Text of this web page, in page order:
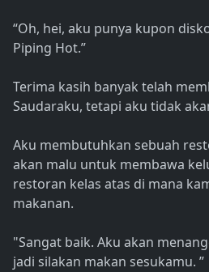
“Oh, hei, aku punya kupon
Piping Hot.”
Terima kasih banyak telah
Saudaraku, tetapi aku tidak
Aku membutuhkan sebuah
akan malu untuk membawa
restoran kelas atas di mana
makanan.
"Sangat baik. Aku akan
jadi silakan makan sesukamu. ”